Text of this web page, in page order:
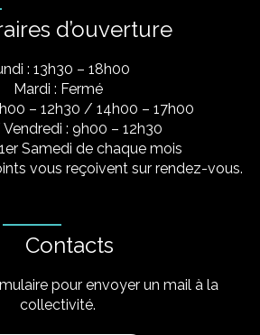
d’ouverture
: 13h30 – 18h00
Mardi : Fermé
– 12h30 / 14h00 – 17h00
: 9h00 – 12h30
Samedi de chaque mois
vous reçoivent sur rendez-vous.
Contacts
pour envoyer un mail à la
collectivité.